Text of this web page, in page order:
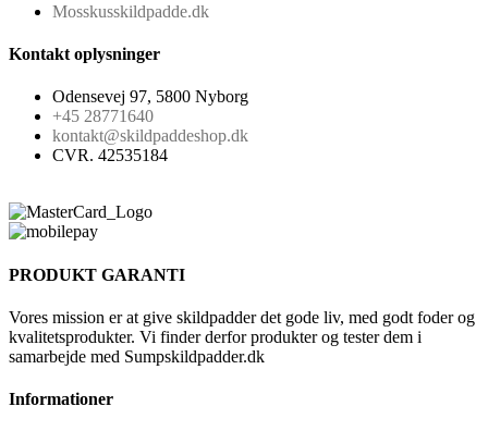
Mosskusskildpadde.dk
Kontakt oplysninger
Odensevej 97, 5800 Nyborg
+45 28771640
kontakt@skildpaddeshop.dk
CVR. 42535184
PRODUKT GARANTI
Vores mission er at give skildpadder det gode liv, med godt foder og
kvalitetsprodukter. Vi finder derfor produkter og tester dem i
samarbejde med Sumpskildpadder.dk
Informationer